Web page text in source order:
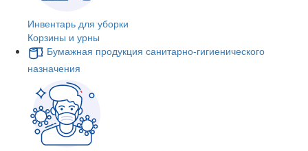
Инвентарь для уборки
Корзины и урны
Бумажная продукция санитарно-гигиенического
назначения